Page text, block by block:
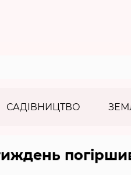
САДІВНИЦТВО